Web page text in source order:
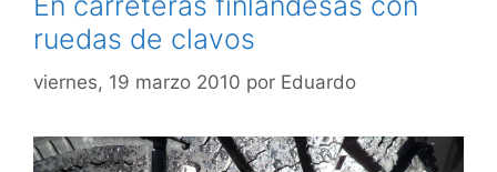
ruedas de clavos
viernes, 19 marzo 2010 por Eduardo